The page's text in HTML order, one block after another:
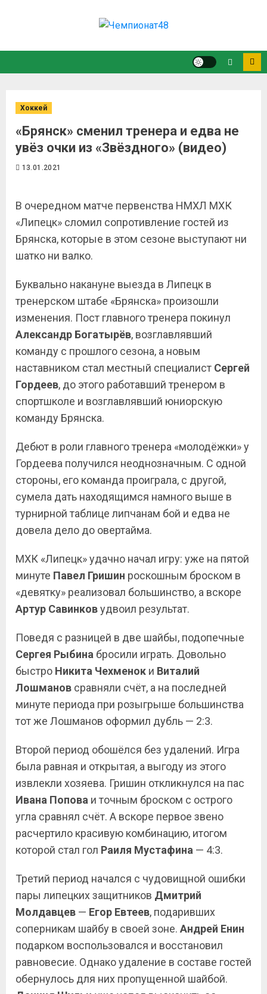
Хоккей
«Брянск» сменил тренера и едва не
увёз очки из «Звёздного» (видео)
13.01.2021
В очередном матче первенства НМХЛ МХК
«Липецк» сломил сопротивление гостей из
Брянска, которые в этом сезоне выступают ни
шатко ни валко.
Буквально накануне выезда в Липецк в
тренерском штабе «Брянска» произошли
изменения. Пост главного тренера покинул
Александр Богатырёв, возглавлявший
команду с прошлого сезона, а новым
наставником стал местный специалист Сергей
Гордеев, до этого работавший тренером в
спортшколе и возглавлявший юниорскую
команду Брянска.
Дебют в роли главного тренера «молодёжки» у
Гордеева получился неоднозначным. С одной
стороны, его команда проиграла, с другой,
сумела дать находящимся намного выше в
турнирной таблице липчанам бой и едва не
довела дело до овертайма.
МХК «Липецк» удачно начал игру: уже на пятой
минуте Павел Гришин роскошным броском в
«девятку» реализовал большинство, а вскоре
Артур Савинковудвоил результат.
Поведя с разницей в две шайбы, подопечные
Сергея Рыбина бросили играть. Довольно
быстро Никита Чехменок и Виталий
Лошманов сравняли счёт, а на последней
минуте периода при розыгрыше большинства
тот же Лошманов оформил дубль — 2:3.
Второй период обошёлся без удалений. Игра
была равная и открытая, а выгоду из этого
извлекли хозяева. Гришин откликнулся на пас
Ивана Попова и точным броском с острого
угла сравнял счёт. А вскоре первое звено
расчертило красивую комбинацию, итогом
которой стал гол Раиля Мустафина — 4:3.
Третий период начался с чудовищной ошибки
пары липецких защитников Дмитрий
Молдавцев — Егор Евтеев, подаривших
соперникам шайбу в своей зоне. Андрей Енин
подарком воспользовался и восстановил
равновесие. Однако удаление в составе гостей
обернулось для них пропущенной шайбой.